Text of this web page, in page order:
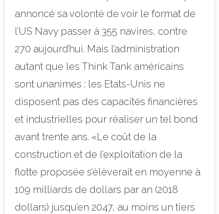
annoncé sa volonté de voir le format de
l’US Navy passer à 355 navires, contre
270 aujourd’hui. Mais l’administration
autant que les Think Tank américains
sont unanimes : les Etats-Unis ne
disposent pas des capacités financières
et industrielles pour réaliser un tel bond
avant trente ans. «Le coût de la
construction et de l’exploitation de la
flotte proposée s’élèverait en moyenne à
109 milliards de dollars par an (2018
dollars) jusqu’en 2047, au moins un tiers